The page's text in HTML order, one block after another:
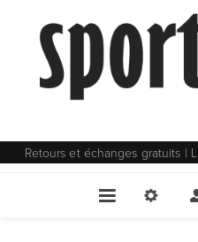
Retours et échanges gratuits |